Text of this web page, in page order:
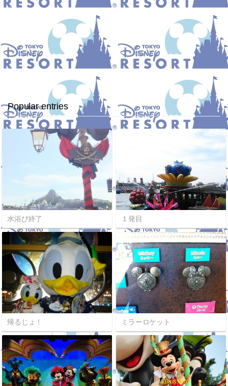
Popular entries
水浴び終了 １発目
帰るじょ！ ミラーロケット